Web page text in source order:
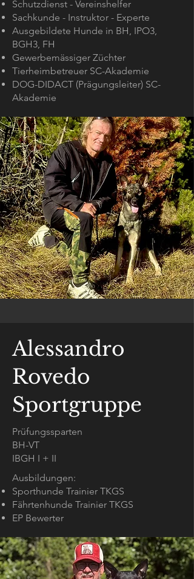
Schutzdienst - Vereinshelfer
Sachkunde - Instruktor - Experte
Ausgebildete Hunde in BH, IPO3,
BGH3, FH
Gewerbemässiger Züchter
Tierheimbetreuer SC-Akademie
DOG-DIDACT (Prägungsleiter) SC-
Akademie
Alessandro
Rovedo
Sportgruppe
Prüfungssparten
BH-VT
IBGH I + II
Ausbildungen:
Sporthunde Trainier TKGS
Fährtenhunde Trainier TKGS
EP Bewerter